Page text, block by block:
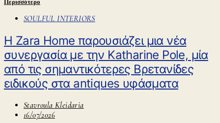
Περισσότερο
SOULFUL INTERIORS
Η Zara Home παρουσιάζει μια νέα
συνεργασία με την Katharine Pole, μία
από τις σημαντικότερες Βρετανίδες
ειδικούς στα antiques υφάσματα
Stavroula Kleidaria
16/07/2026